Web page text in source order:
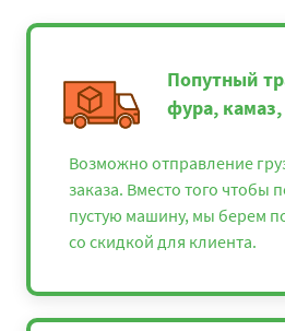
Попутный
фура,
Возможно отправление
заказа. Вместо того чтобы
пустую машину, мы берем
со скидкой для клиента.